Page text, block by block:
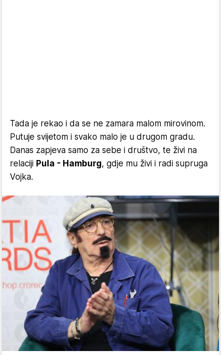
Tada je rekao i da se ne zamara malom mirovinom.
Putuje svijetom i svako malo je u drugom gradu.
Danas zapjeva samo za sebe i društvo, te živi na
relaciji Pula - Hamburg, gdje mu živi i radi supruga
Vojka.